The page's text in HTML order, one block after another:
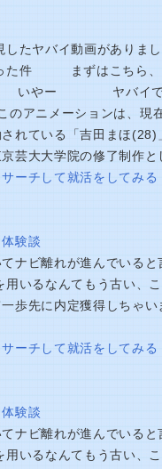
たヤバイ動画がありま
た件 まずはこちら、
ヤバイです
メーションは、現在
れている「吉田まほ(28)
芸大大学院の修了制作
ーチして就活をしてみる
験談
ナビ離れが進んでいると
用いるなんてもう古い、
歩先に内定獲得しちゃい
ーチして就活をしてみる
験談
ナビ離れが進んでいると
用いるなんてもう古い、